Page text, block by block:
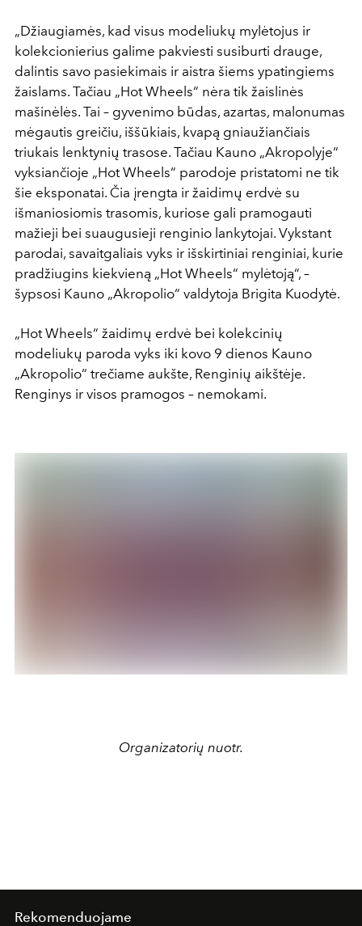
„Džiaugiamės, kad visus modeliukų mylėtojus ir
kolekcionierius galime pakviesti susiburti drauge,
dalintis savo pasiekimais ir aistra šiems ypatingiems
žaislams. Tačiau „Hot Wheels“ nėra tik žaislinės
mašinėlės. Tai – gyvenimo būdas, azartas, malonumas
mėgautis greičiu, iššūkiais, kvapą gniaužiančiais
triukais lenktynių trasose. Tačiau Kauno „Akropolyje“
vyksiančioje „Hot Wheels“ parodoje pristatomi ne tik
šie eksponatai. Čia įrengta ir žaidimų erdvė su
išmaniosiomis trasomis, kuriose gali pramogauti
mažieji bei suaugusieji renginio lankytojai. Vykstant
parodai, savaitgaliais vyks ir išskirtiniai renginiai, kurie
pradžiugins kiekvieną „Hot Wheels“ mylėtoją“, –
šypsosi Kauno „Akropolio“ valdytoja Brigita Kuodytė.
„Hot Wheels“ žaidimų erdvė bei kolekcinių
modeliukų paroda vyks iki kovo 9 dienos Kauno
„Akropolio“ trečiame aukšte, Renginių aikštėje.
Renginys ir visos pramogos – nemokami.
Organizatorių nuotr.
Rekomenduojame